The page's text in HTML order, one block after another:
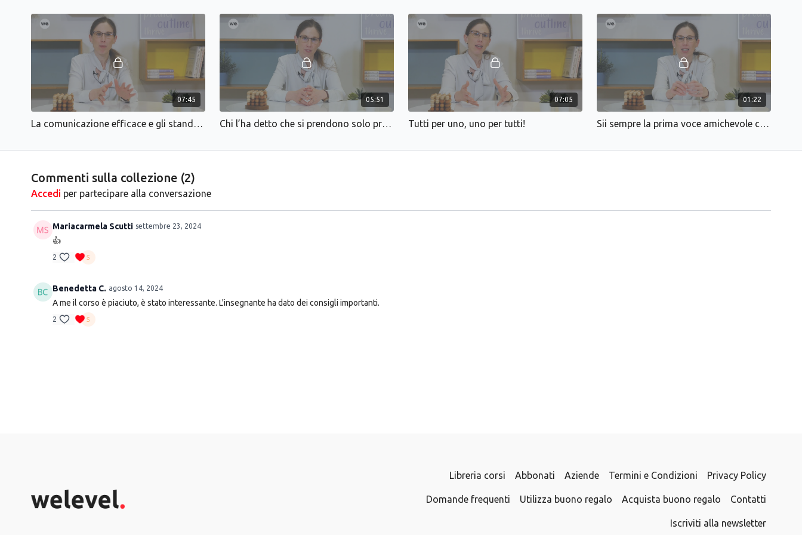
Beatrice Cozzani ha trascorso buona parte della sua carriera al Front of House. Dal 2022 si
occupa di Reservations ed è responsabile di un Booking Office all'interno di un Hotel 5
07:45
La comunicazione efficace e gli standard nell’ospitalità di lusso
05:51
Chi l’ha detto che si prendono solo prenotazioni?
07:05
Tutti per uno, uno per tutti!
01:22
Sii sempre la prima voce amichevole che l’ospite incontra
Commenti sulla collezione (2)
Accedi per partecipare alla conversazione
Mariacarmela Scutti settembre 23, 2024
👍
2
Benedetta C. agosto 14, 2024
A me il corso è piaciuto, è stato interessante. L'insegnante ha dato dei consigli importanti.
2
Libreria corsi Abbonati Aziende Termini e Condizioni Privacy Policy
Domande frequenti Utilizza buono regalo Acquista buono regalo Contatti
Iscriviti alla newsletter